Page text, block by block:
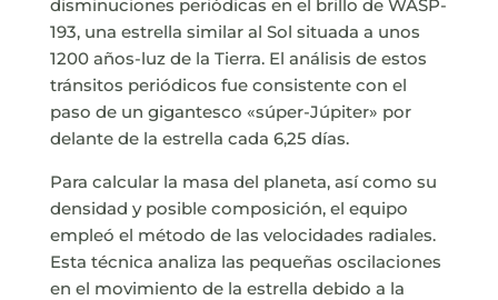
disminuciones periódicas en el brillo de WASP-
193, una estrella similar al Sol situada a unos
1200 años-luz de la Tierra. El análisis de estos
tránsitos periódicos fue consistente con el
paso de un gigantesco «súper-Júpiter» por
delante de la estrella cada 6,25 días.
Para calcular la masa del planeta, así como su
densidad y posible composición, el equipo
empleó el método de las velocidades radiales.
Esta técnica analiza las pequeñas oscilaciones
en el movimiento de la estrella debido a la